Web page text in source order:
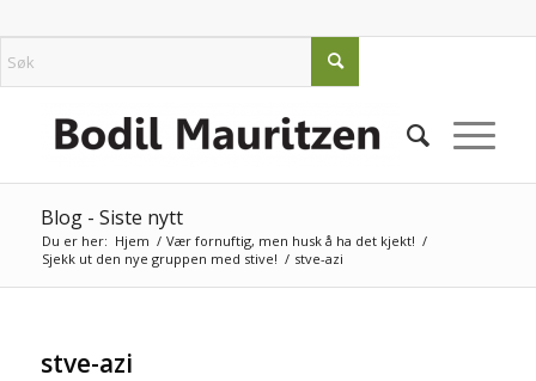
Blog - Siste nytt
Du er her: Hjem / Vær fornuftig, men husk å ha det kjekt! /
Sjekk ut den nye gruppen med stive! / stve-azi
stve-azi